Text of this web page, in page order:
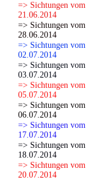
=> Sichtungen vom
21.06.2014
=> Sichtungen vom
28.06.2014
=> Sichtungen vom
02.07.2014
=> Sichtungen vom
03.07.2014
=> Sichtungen vom
05.07.2014
=> Sichtungen vom
06.07.2014
=> Sichtungen vom
17.07.2014
=> Sichtungen vom
18.07.2014
=> Sichtungen vom
20.07.2014